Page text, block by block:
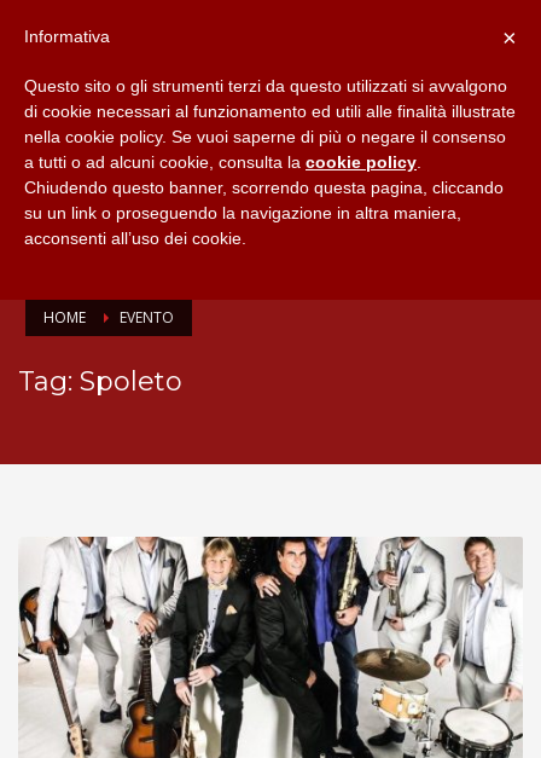
HOME EVENTO
Tag: Spoleto
×
Informativa
Questo sito o gli strumenti terzi da questo utilizzati si avvalgono
di cookie necessari al funzionamento ed utili alle finalità illustrate
nella cookie policy. Se vuoi saperne di più o negare il consenso
a tutti o ad alcuni cookie, consulta la cookie policy
Chiudendo questo banner, scorrendo questa pagina, cliccando
su un link o proseguendo la navigazione in altra maniera,
acconsenti all’uso dei cookie.